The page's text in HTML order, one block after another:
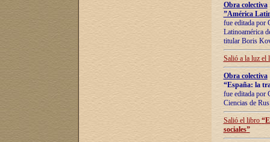
Obra colectiva
”América
fue editada por
Latinoamérica
titular Boris
Salió a la luz el
Obra colectiva
“España: la
fue editada por
Ciencias de
Salió el libro “
sociales”